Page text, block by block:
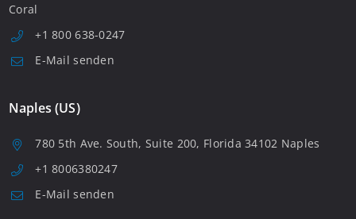
Coral
+1 800 638-0247
E-Mail senden
Naples (US)
780 5th Ave. South, Suite 200, Florida 34102 Naples
+1 8006380247
E-Mail senden